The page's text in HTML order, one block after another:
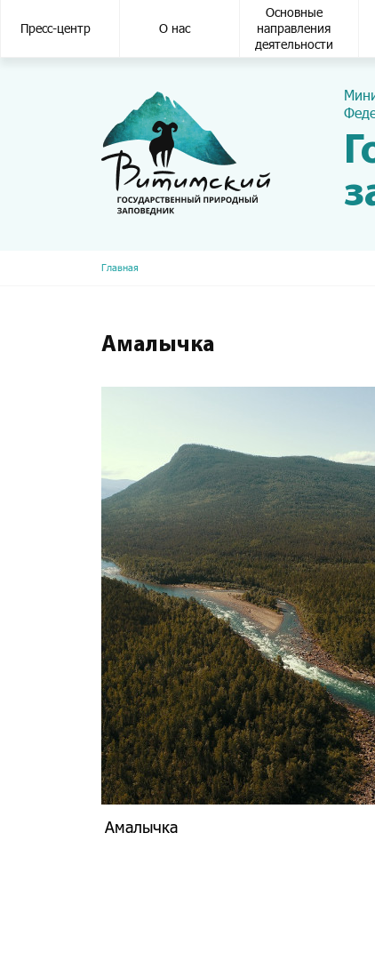
Основная навигация
Пресс-центр О нас
Основные
направления
деятельности
Строка навигации
Главная
Амалычка
Амалычка